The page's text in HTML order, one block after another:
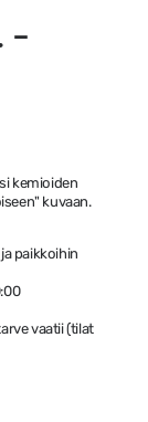
-
kemioiden
kuvaan.
paikkoihin
vaatii (tilat